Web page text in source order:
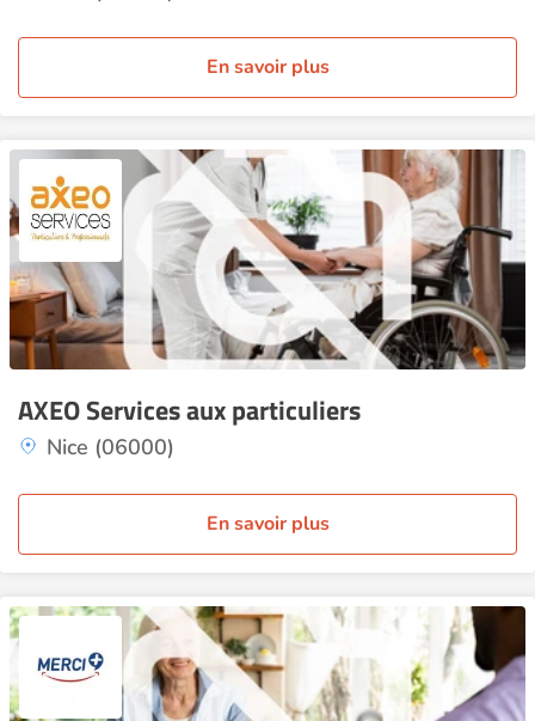
En savoir plus
AXEO Services aux particuliers
Nice (06000)
En savoir plus